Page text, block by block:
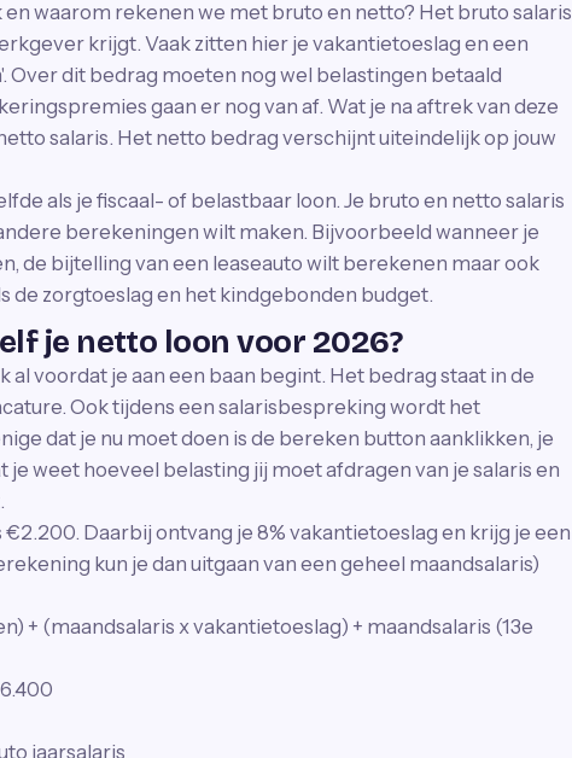
waarom rekenen we met bruto en netto? Het bruto salaris
krijgt. Vaak zitten hier je vakantietoeslag en een
Over dit bedrag moeten nog wel belastingen betaald
gaan er nog van af. Wat je na aftrek van deze
salaris. Het netto bedrag verschijnt uiteindelijk op jouw
als je fiscaal- of belastbaar loon. Je bruto en netto salaris
berekeningen wilt maken. Bijvoorbeeld wanneer je
de bijtelling van een leaseauto wilt berekenen maar ook
de zorgtoeslag en het kindgebonden budget.
je netto loon voor 2026?
al voordat je aan een baan begint. Het bedrag staat in de
Ook tijdens een salarisbespreking wordt het
dat je nu moet doen is de bereken button aanklikken, je
je weet hoeveel belasting jij moet afdragen van je salaris en
Daarbij ontvang je 8% vakantietoeslag en krijg je een
kun je dan uitgaan van een geheel maandsalaris)
+ (maandsalaris x vakantietoeslag) + maandsalaris (13e
jaarsalaris